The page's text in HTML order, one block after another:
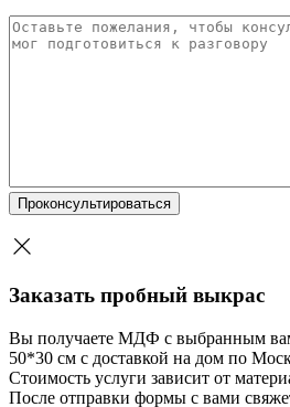
Заказать пробный выкрас
Вы получаете МДФ с выбранным
50*30 см с доставкой на дом по
Стоимость услуги зависит от
После отправки формы с вами